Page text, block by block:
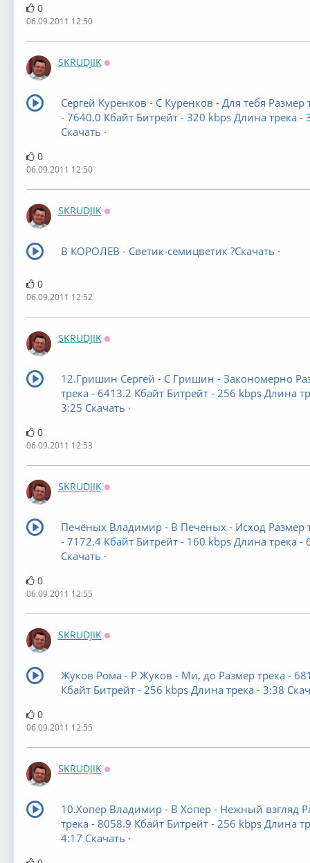
0
06.09.2011 12:50
SKRUDJIK
Сергей Куренков - С Куренков - Для тебя Размер
- 7640.0 Кбайт Битрейт - 320 kbps Длина трека -
Скачать ·
0
06.09.2011 12:50
SKRUDJIK
В КОРОЛЕВ - Светик-семицветик ?Скачать ·
0
06.09.2011 12:52
SKRUDJIK
12.Гришин Сергей - С Гришин - Закономерно
трека - 6413.2 Кбайт Битрейт - 256 kbps Длина
3:25 Скачать ·
0
06.09.2011 12:53
SKRUDJIK
Печёных Владимир - В Печеных - Исход Размер
- 7172.4 Кбайт Битрейт - 160 kbps Длина трека -
Скачать ·
0
06.09.2011 12:55
SKRUDJIK
Жуков Рома - Р Жуков - Ми, до Размер трека -
Кбайт Битрейт - 256 kbps Длина трека - 3:38
0
06.09.2011 12:55
SKRUDJIK
10.Хопер Владимир - В Хопер - Нежный взгляд
трека - 8058.9 Кбайт Битрейт - 256 kbps Длина
4:17 Скачать ·